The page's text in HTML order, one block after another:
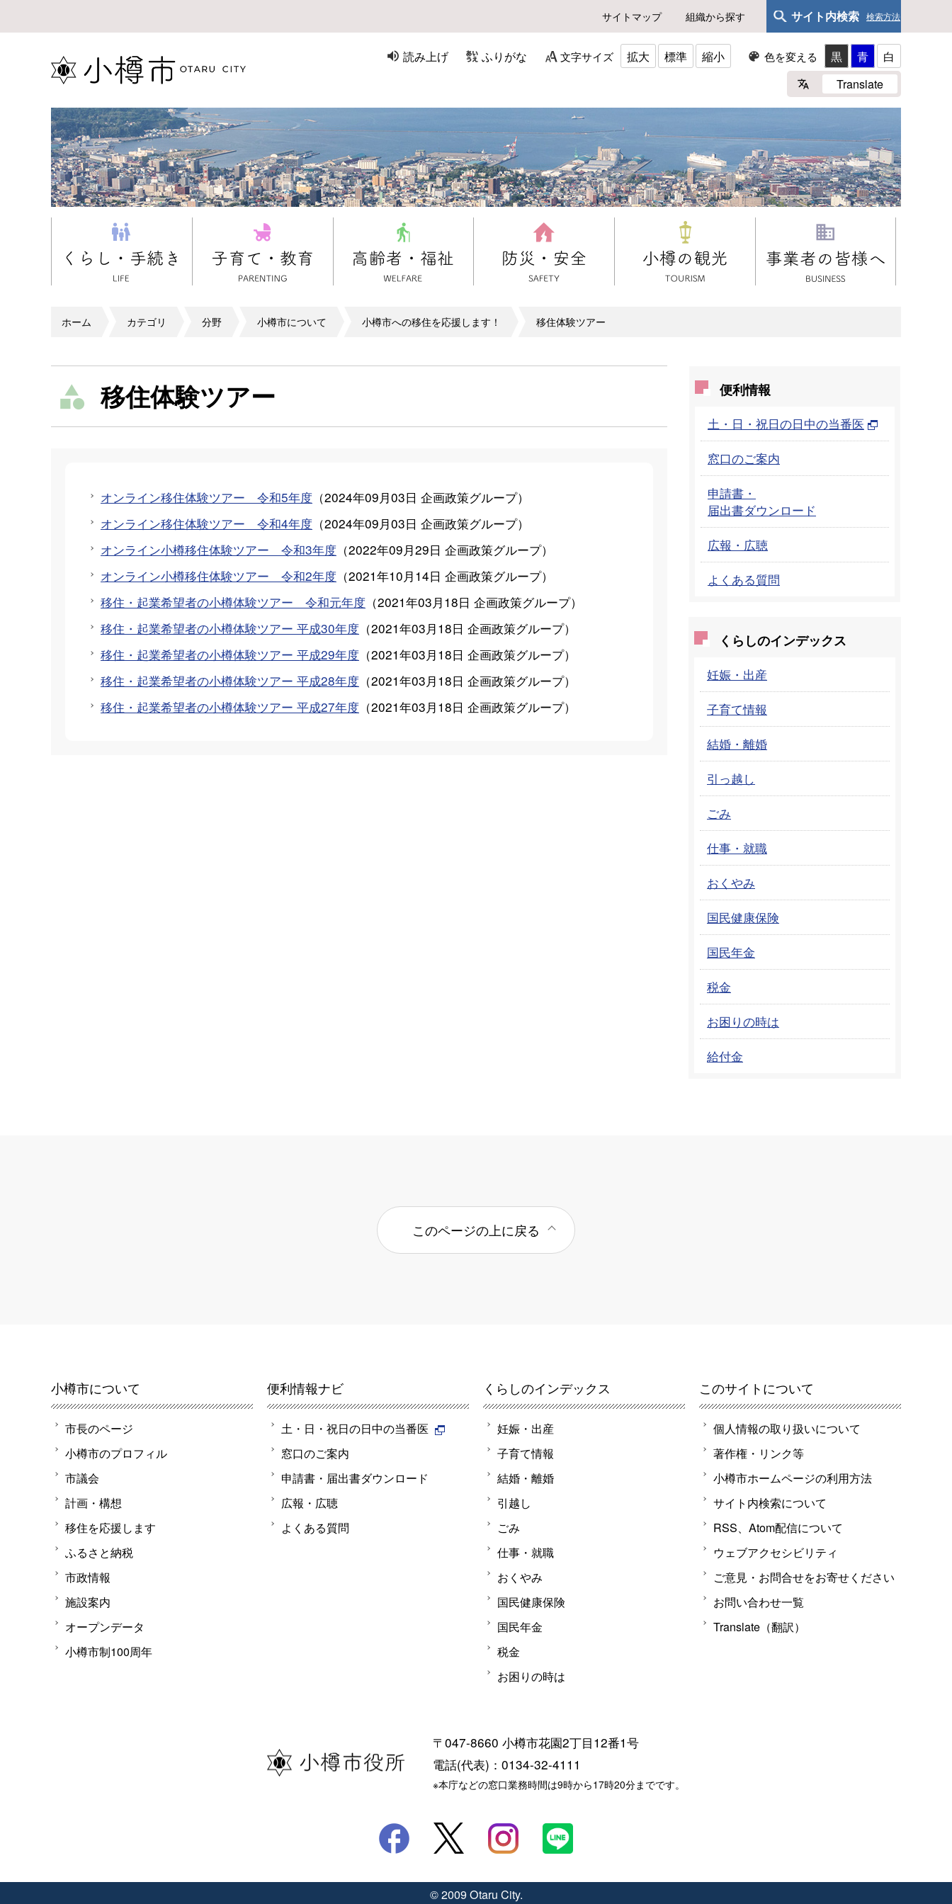
サイトマップ 組織から探す サイト内検索 検索方法
読み上げ ふりがな 文字サイズ 拡大 標準 縮小 色を変える 黒 青
白
Translate
ホーム カテゴリ 分野 小樽市について 小樽市への移住を応援します！ 移住体験ツアー
移住体験ツアー
オンライン移住体験ツアー 令和5年度 （2024年09月03日 企画政策グループ）
オンライン移住体験ツアー 令和4年度 （2024年09月03日 企画政策グループ）
オンライン小樽移住体験ツアー 令和3年度 （2022年09月29日 企画政策グループ）
オンライン小樽移住体験ツアー 令和2年度 （2021年10月14日 企画政策グループ）
移住・起業希望者の小樽体験ツアー 令和元年度 （2021年03月18日 企画政策グループ）
移住・起業希望者の小樽体験ツアー 平成30年度 （2021年03月18日 企画政策グループ）
移住・起業希望者の小樽体験ツアー 平成29年度 （2021年03月18日 企画政策グループ）
移住・起業希望者の小樽体験ツアー 平成28年度 （2021年03月18日 企画政策グループ）
移住・起業希望者の小樽体験ツアー 平成27年度 （2021年03月18日 企画政策グループ）
便利情報
土・日・祝日の日中の当番医
窓口のご案内
申請書・
届出書ダウンロード
広報・広聴
よくある質問
くらしのインデックス
妊娠・出産
子育て情報
結婚・離婚
引っ越し
ごみ
仕事・就職
おくやみ
国民健康保険
国民年金
税金
お困りの時は
給付金
このページの上に戻る
小樽市について
市長のページ
小樽市のプロフィル
市議会
計画・構想
移住を応援します
ふるさと納税
市政情報
施設案内
オープンデータ
小樽市制100周年
便利情報ナビ
土・日・祝日の日中の当番医
窓口のご案内
申請書・届出書ダウンロード
広報・広聴
よくある質問
くらしのインデックス
妊娠・出産
子育て情報
結婚・離婚
引越し
ごみ
仕事・就職
おくやみ
国民健康保険
国民年金
税金
お困りの時は
このサイトについて
個人情報の取り扱いについて
著作権・リンク等
小樽市ホームページの利用方法
サイト内検索について
RSS、Atom配信について
ウェブアクセシビリティ
ご意見・お問合せをお寄せください
お問い合わせ一覧
Translate（翻訳）
〒047-8660 小樽市花園2丁目12番1号
電話(代表)：0134-32-4111
※本庁などの窓口業務時間は9時から17時20分までです。
© 2009 Otaru City.